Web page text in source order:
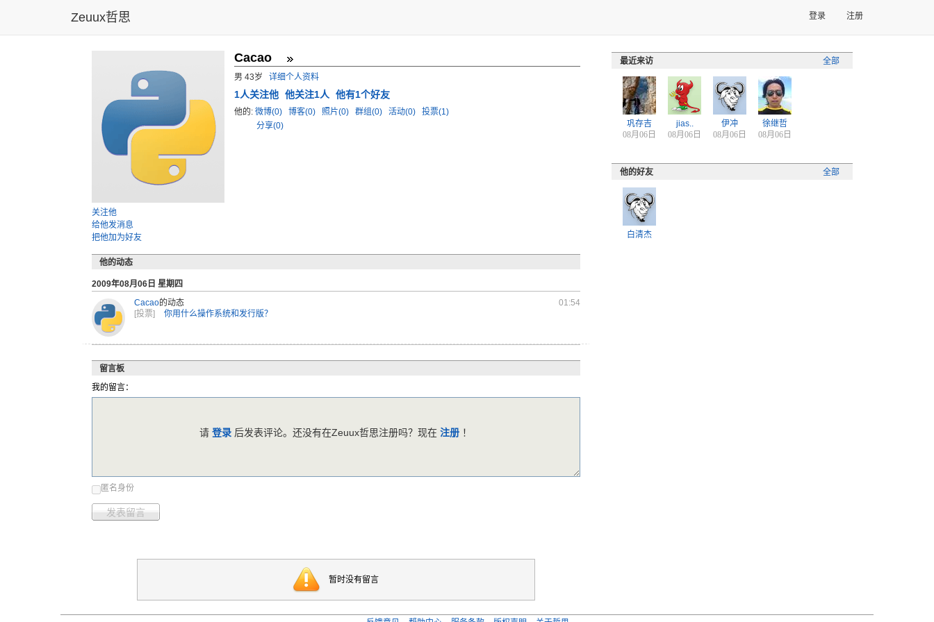
Zeuux哲思 登录 注册
关注他
给他发消息
把他加为好友
Cacao
男 43岁 详细个人资料
1人关注他 他关注1人 他有1个好友
他的: 微博(0) 博客(0) 照片(0) 群组(0) 活动(0)
投票(1)
分享(0)
他的动态
2009年08月06日 星期四
Cacao的动态
01:54
[投票]
你用什么操作系统和发行版？
留言板
我的留言：
匿名身份
发表留言
请登录 后发表评论。还没有在Zeuux哲思注册吗？现在注册 ！
暂时没有留言
全部
最近来访
巩存吉
08月06日
jias..
08月06日
伊冲
08月06日
徐继哲
08月06日
全部
他的好友
白清杰